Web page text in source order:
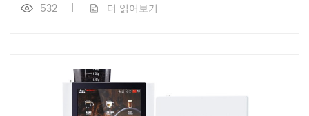
532 | 더 읽어보기